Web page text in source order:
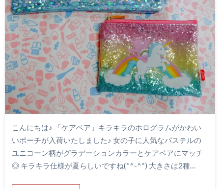
こんにちは♪ 「ケアベア」キラキラのホログラムがかわい
いポーチが入荷いたしました♪ 女の子に人気なパステルの
ユニコーン柄がグラデーションカラーとケアベアにマッチ
◎ キラキラ仕様が夏らしいですね(*^-^*) 大きさは2種…